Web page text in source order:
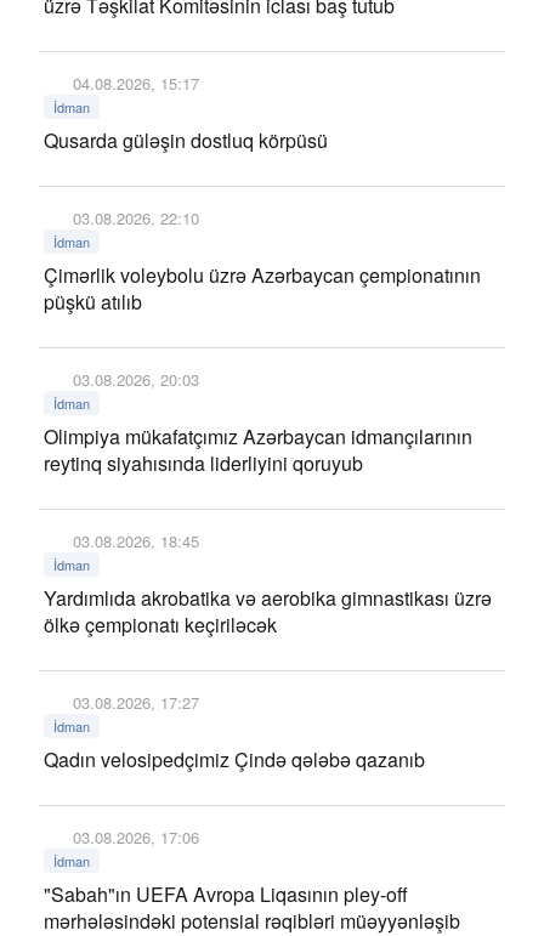
04.08.2026, 15:17
İdman
Qusarda güləşin dostluq körpüsü
03.08.2026, 22:10
İdman
Çimərlik voleybolu üzrə Azərbaycan çempionatının
püşkü atılıb
03.08.2026, 20:03
İdman
Olimpiya mükafatçımız Azərbaycan idmançılarının
reytinq siyahısında liderliyini qoruyub
03.08.2026, 18:45
İdman
Yardımlıda akrobatika və aerobika gimnastikası üzrə
ölkə çempionatı keçiriləcək
03.08.2026, 17:27
İdman
Qadın velosipedçimiz Çində qələbə qazanıb
03.08.2026, 17:06
İdman
"Sabah"ın UEFA Avropa Liqasının pley-off
mərhələsindəki potensial rəqibləri müəyyənləşib